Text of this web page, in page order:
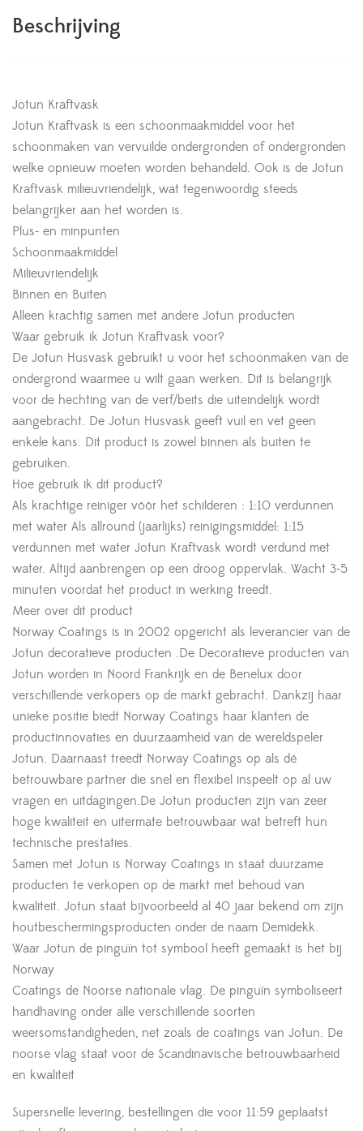
Beschrijving
Jotun Kraftvask
Jotun Kraftvask is een schoonmaakmiddel voor het
schoonmaken van vervuilde ondergronden of ondergronden
welke opnieuw moeten worden behandeld. Ook is de Jotun
Kraftvask milieuvriendelijk, wat tegenwoordig steeds
belangrijker aan het worden is.
Plus- en minpunten
Schoonmaakmiddel
Milieuvriendelijk
Binnen en Buiten
Alleen krachtig samen met andere Jotun producten
Waar gebruik ik Jotun Kraftvask voor?
De Jotun Husvask gebruikt u voor het schoonmaken van de
ondergrond waarmee u wilt gaan werken. Dit is belangrijk
voor de hechting van de verf/beits die uiteindelijk wordt
aangebracht. De Jotun Husvask geeft vuil en vet geen
enkele kans. Dit product is zowel binnen als buiten te
gebruiken.
Hoe gebruik ik dit product?
Als krachtige reiniger vóór het schilderen : 1:10 verdunnen
met water Als allround (jaarlijks) reinigingsmiddel: 1:15
verdunnen met water Jotun Kraftvask wordt verdund met
water. Altijd aanbrengen op een droog oppervlak. Wacht 3-5
minuten voordat het product in werking treedt.
Meer over dit product
Norway Coatings is in 2002 opgericht als leverancier van de
Jotun decoratieve producten .De Decoratieve producten van
Jotun worden in Noord Frankrijk en de Benelux door
verschillende verkopers op de markt gebracht. Dankzij haar
unieke positie biedt Norway Coatings haar klanten de
productinnovaties en duurzaamheid van de wereldspeler
Jotun. Daarnaast treedt Norway Coatings op als dé
betrouwbare partner die snel en flexibel inspeelt op al uw
vragen en uitdagingen.De Jotun producten zijn van zeer
hoge kwaliteit en uitermate betrouwbaar wat betreft hun
technische prestaties.
Samen met Jotun is Norway Coatings in staat duurzame
producten te verkopen op de markt met behoud van
kwaliteit. Jotun staat bijvoorbeeld al 40 jaar bekend om zijn
houtbeschermingsproducten onder de naam Demidekk.
Waar Jotun de pinguïn tot symbool heeft gemaakt is het bij
Norway
Coatings de Noorse nationale vlag. De pinguïn symboliseert
handhaving onder alle verschillende soorten
weersomstandigheden, net zoals de coatings van Jotun. De
noorse vlag staat voor de Scandinavische betrouwbaarheid
en kwaliteit
Supersnelle levering, bestellingen die voor 11:59 geplaatst